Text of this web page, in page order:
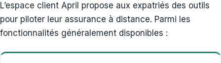
L’espace client April propose aux expatriés des outils
pour piloter leur assurance à distance. Parmi les
fonctionnalités généralement disponibles :